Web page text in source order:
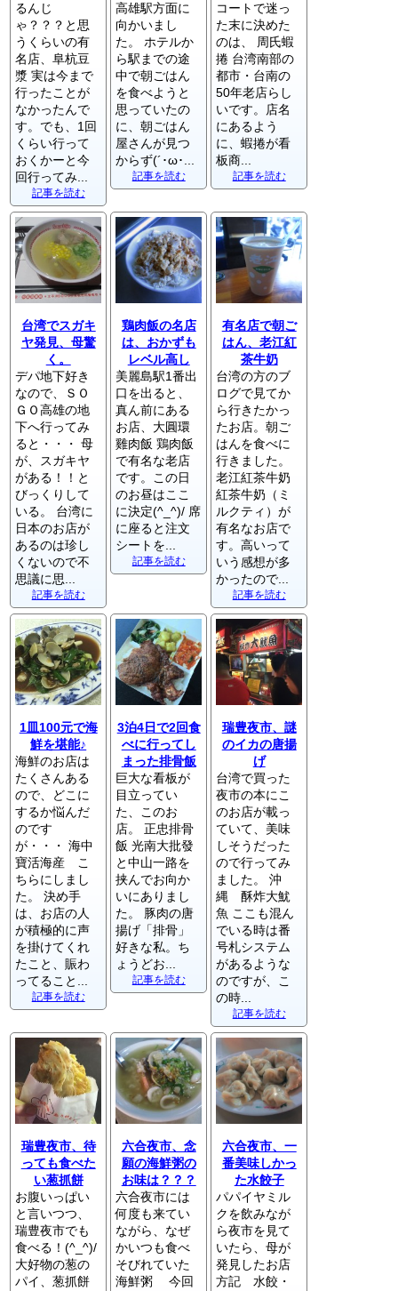
るんじ
ゃ？？？と思
うくらいの有
名店、阜杭豆
漿 実は今まで
行ったことが
なかったんで
す。でも、1回
くらい行って
おくかーと今
回行ってみ...
記事を読む
高雄駅方面に
向かいまし
た。 ホテルか
ら駅までの途
中で朝ごはん
を食べようと
思っていたの
に、朝ごはん
屋さんが見つ
からず(´･ω･...
記事を読む
コートで迷っ
た末に決めた
のは、 周氏蝦
捲 台湾南部の
都市・台南の
50年老店らし
いです。店名
にあるよう
に、蝦捲が看
板商...
記事を読む
台湾でスガキ
ヤ発見、母驚
く。
デパ地下好き
なので、ＳＯ
ＧＯ高雄の地
下へ行ってみ
ると・・・ 母
が、スガキヤ
がある！！と
びっくりして
いる。 台湾に
日本のお店が
あるのは珍し
くないので不
思議に思...
記事を読む
鶏肉飯の名店
は、おかずも
レベル高し
美麗島駅1番出
口を出ると、
真ん前にある
お店、大圓環
雞肉飯 鶏肉飯
で有名な老店
です。この日
のお昼はここ
に決定(^_^)/ 席
に座ると注文
シートを...
記事を読む
有名店で朝ご
はん、老江紅
茶牛奶
台湾の方のブ
ログで見てか
ら行きたかっ
たお店。朝ご
はんを食べに
行きました。
老江紅茶牛奶
紅茶牛奶（ミ
ルクティ）が
有名なお店で
す。高いって
いう感想が多
かったので...
記事を読む
1皿100元で海
鮮を堪能♪
海鮮のお店は
たくさんある
ので、どこに
するか悩んだ
のです
が・・・ 海中
寶活海産 こ
ちらにしまし
た。 決め手
は、お店の人
が積極的に声
を掛けてくれ
たこと、賑わ
ってること...
記事を読む
3泊4日で2回食
べに行ってし
まった排骨飯
巨大な看板が
目立ってい
た、このお
店。 正忠排骨
飯 光南大批發
と中山一路を
挟んでお向か
いにありまし
た。 豚肉の唐
揚げ「排骨」
好きな私。ち
ょうどお...
記事を読む
瑞豊夜市、謎
のイカの唐揚
げ
台湾で買った
夜市の本にこ
のお店が載っ
ていて、美味
しそうだった
ので行ってみ
ました。 沖
縄 酥炸大魷
魚 ここも混ん
でいる時は番
号札システム
があるような
のですが、こ
の時...
記事を読む
瑞豊夜市、待
っても食べた
い葱抓餅
お腹いっぱい
と言いつつ、
瑞豊夜市でも
食べる！(^_^)/
大好物の葱の
パイ、葱抓餅
六合夜市、念
願の海鮮粥の
お味は？？？
六合夜市には
何度も来てい
ながら、なぜ
かいつも食べ
そびれていた
海鮮粥 今回
六合夜市、一
番美味しかっ
た水餃子
パパイヤミル
クを飲みなが
ら夜市を見て
いたら、母が
発見したお店
方記 水餃・